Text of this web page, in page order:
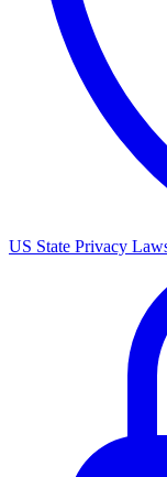
US State Privacy